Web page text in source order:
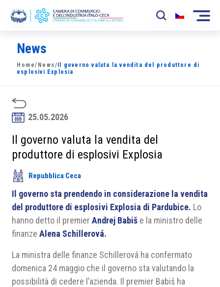
La Camera
News
Sviluppo Mercato
Soci
Partner
Progetti
Area riservata
News
Home/ News/ Il governo valuta la vendita del produttore di
esplosivi Explosia
25.05.2026
Il governo valuta la vendita del
produttore di esplosivi Explosia
Repubblica Ceca
Il governo sta prendendo in considerazione la vendita
del produttore di esplosivi Explosia di Pardubice. Lo
hanno detto il premier Andrej Babiš e la ministro delle
finanze Alena Schillerová.
La ministra delle finanze Schillerová ha confermato
domenica 24 maggio che il governo sta valutando la
possibilità di cedere l’azienda. Il premier Babiš ha